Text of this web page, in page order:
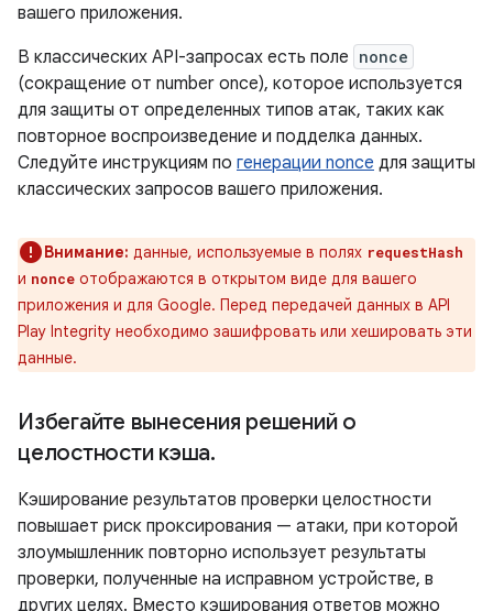
вашего приложения.
В классических API-запросах есть поле nonce
(сокращение от number once), которое используется
для защиты от определенных типов атак, таких как
повторное воспроизведение и подделка данных.
Следуйте инструкциям по генерации nonce для защиты
классических запросов вашего приложения.
Внимание: данные, используемые в полях requestHash
и nonce отображаются в открытом виде для вашего
приложения и для Google. Перед передачей данных в API
Play Integrity необходимо зашифровать или хешировать эти
данные.
Избегайте вынесения решений о
целостности кэша.
Кэширование результатов проверки целостности
повышает риск проксирования — атаки, при которой
злоумышленник повторно использует результаты
проверки, полученные на исправном устройстве, в
других целях. Вместо кэширования ответов можно